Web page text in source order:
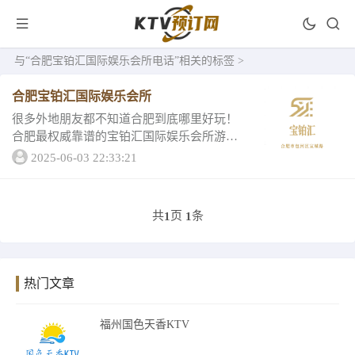
与“合肥宝铂汇国际娱乐会所电话”相关的标签 >
合肥宝铂汇国际娱乐会所
很多外地朋友都不知道合肥到底哪里好玩！
合肥最权威靠谱的宝铂汇国际娱乐会所游玩
攻略来了，建议保存转发以备不时之需，让
2025-06-03 22:33:21
共1 页 1条
热门文章
福州国色天香KTV